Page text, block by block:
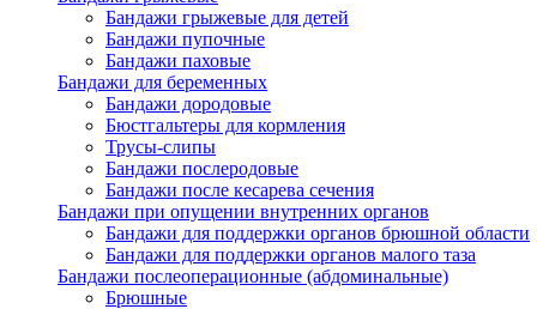
Бандажи грыжевые для детей
Бандажи пупочные
Бандажи паховые
Бандажи для беременных
Бандажи дородовые
Бюстгальтеры для кормления
Трусы-слипы
Бандажи послеродовые
Бандажи после кесарева сечения
Бандажи при опущении внутренних органов
Бандажи для поддержки органов брюшной области
Бандажи для поддержки органов малого таза
Бандажи послеоперационные (абдоминальные)
Брюшные